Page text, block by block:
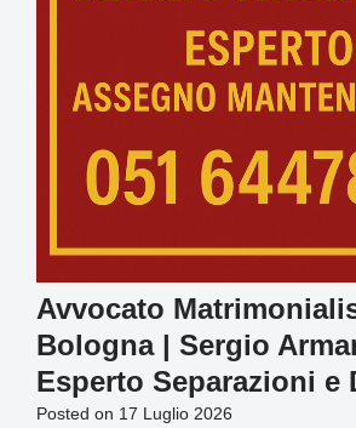
Avvocato
Bologna | Sergio
Esperto Separazioni e
Posted on 17 Luglio 2026